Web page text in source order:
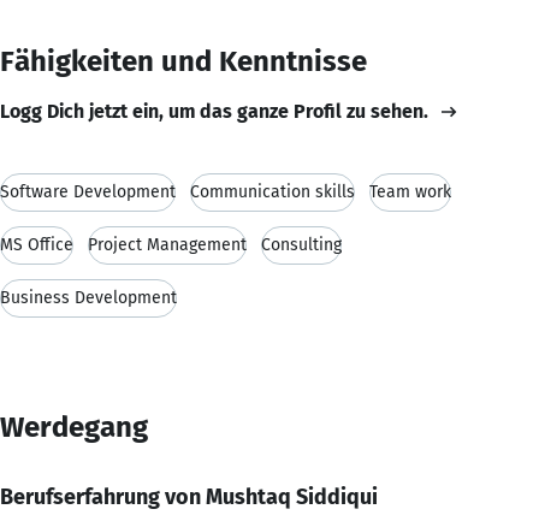
Fähigkeiten und Kenntnisse
Logg Dich jetzt ein, um das ganze Profil zu sehen.
Software Development Communication skills Team work
MS Office Project Management Consulting
Business Development
Werdegang
Berufserfahrung von Mushtaq Siddiqui